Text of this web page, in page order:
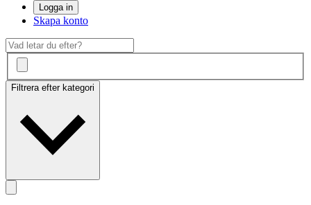
Logga in
Skapa konto
Filtrera efter kategori